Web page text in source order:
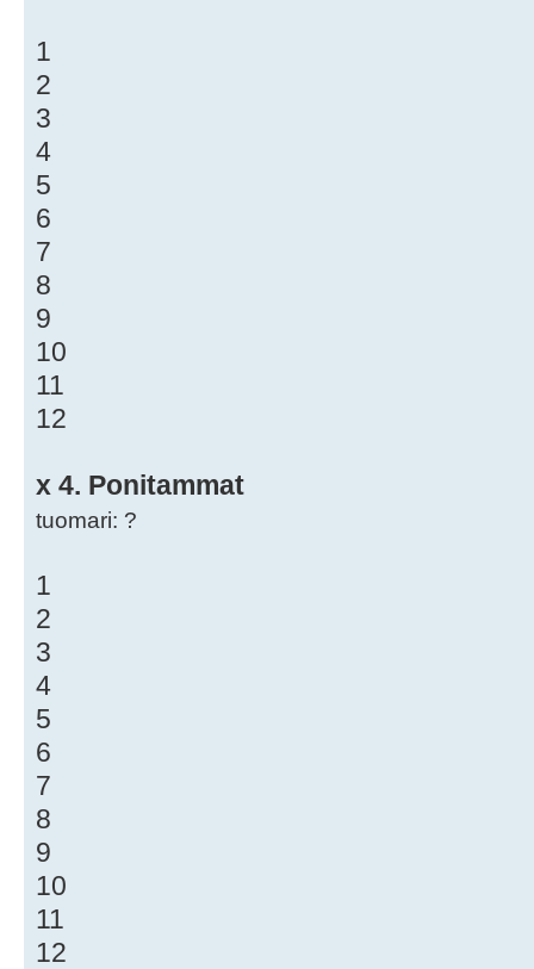
1
2
3
4
5
6
7
8
9
10
11
12
x 4. Ponitammat
tuomari: ?
1
2
3
4
5
6
7
8
9
10
11
12